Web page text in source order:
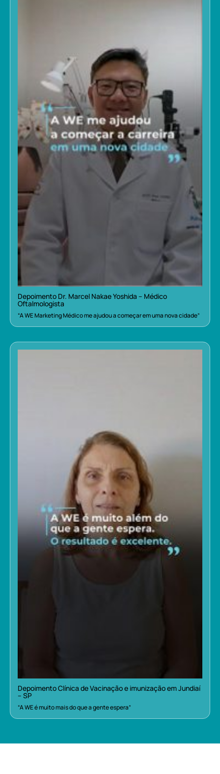
Depoimento Dr. Marcel Nakae Yoshida – Médico
Oftalmologista
“A WE Marketing Médico me ajudou a começar em uma nova cidade”
Depoimento Clínica de Vacinação e imunização em Jundiaí
– SP
“A WE é muito mais do que a gente espera”